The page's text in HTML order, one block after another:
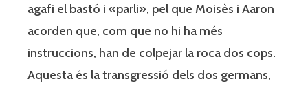
agafi el bastó i «parli», pel que Moisès i Aaron
acorden que, com que no hi ha més
instruccions, han de colpejar la roca dos cops.
Aquesta és la transgressió dels dos germans,